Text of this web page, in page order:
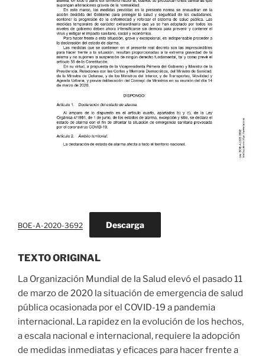
BOE-A-2020-3692 Descarga
TEXTO ORIGINAL
La Organización Mundial de la Salud elevó el pasado 11
de marzo de 2020 la situación de emergencia de salud
pública ocasionada por el COVID-19 a pandemia
internacional. La rapidez en la evolución de los hechos,
a escala nacional e internacional, requiere la adopción
de medidas inmediatas y eficaces para hacer frente a